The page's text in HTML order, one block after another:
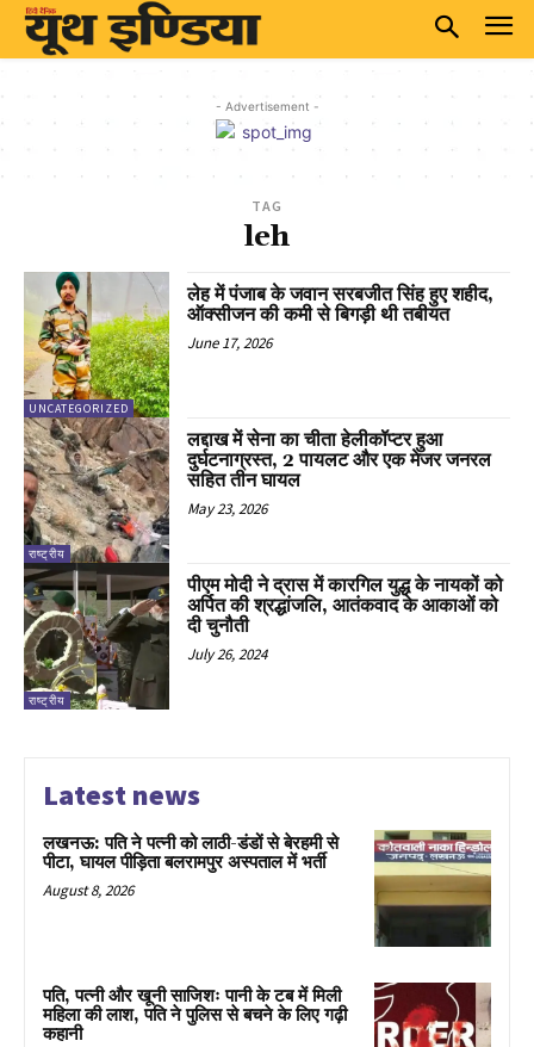
- Advertisement -
TAG
leh
UNCATEGORIZED
लेह में पंजाब के जवान सरबजीत सिंह हुए शहीद,
ऑक्सीजन की कमी से बिगड़ी थी तबीयत
June 17, 2026
राष्ट्रीय
लद्दाख में सेना का चीता हेलीकॉप्टर हुआ
दुर्घटनाग्रस्त, 2 पायलट और एक मेजर जनरल
सहित तीन घायल
May 23, 2026
राष्ट्रीय
पीएम मोदी ने द्रास में कारगिल युद्ध के नायकों को
अर्पित की श्रद्धांजलि, आतंकवाद के आकाओं को
दी चुनौती
July 26, 2024
Latest news
लखनऊ: पति ने पत्नी को लाठी-डंडों से बेरहमी से
पीटा, घायल पीड़िता बलरामपुर अस्पताल में भर्ती
August 8, 2026
पति, पत्नी और खूनी साजिशः पानी के टब में मिली
महिला की लाश, पति ने पुलिस से बचने के लिए गढ़ी
कहानी